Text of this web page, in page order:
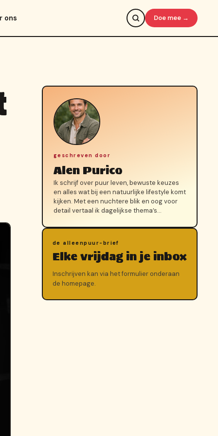
ons Doe mee →
geschreven door
Alen Purico
Ik schrijf over puur leven, bewuste keuzes
en alles wat bij een natuurlijke lifestyle komt
kijken. Met een nuchtere blik en oog voor
detail vertaal ik dagelijkse thema’s…
de alleenpuur-brief
Elke vrijdag in je inbox
Inschrijven kan via het formulier onderaan
de homepage.